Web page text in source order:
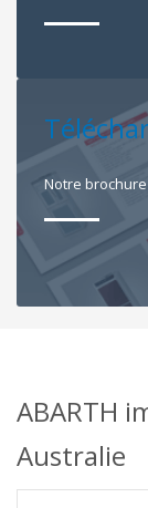
Notre
ABARTH
Australie